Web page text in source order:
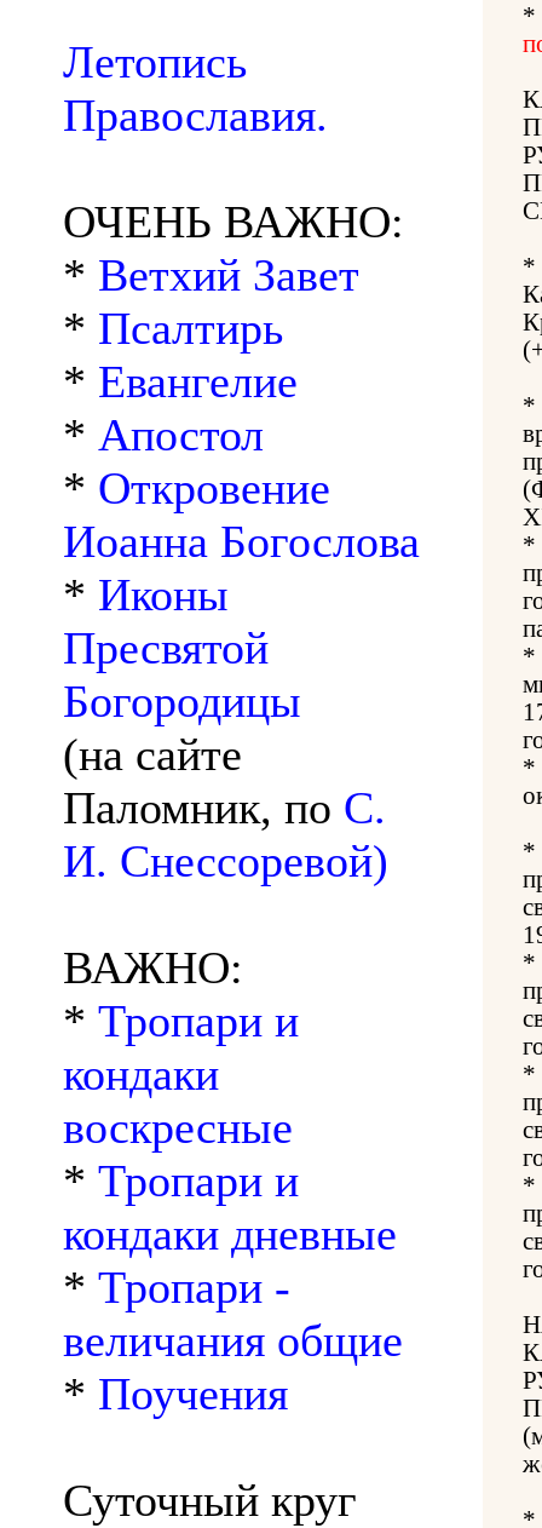
Летопись
Православия.
ОЧЕНЬ ВАЖНО:
* Ветхий Завет
* Псалтирь
* Евангелие
* Апостол
* Откровение
Иоанна Богослова
* Иконы
Пресвятой
Богородицы
(на сайте
Паломник, по С.
И. Снессоревой)
ВАЖНО:
* Тропари и
кондаки
воскресные
* Тропари и
кондаки дневные
* Тропари -
величания общие
* Поучения
Суточный круг
*
*
*
*
*
*
*
*
*
*
*